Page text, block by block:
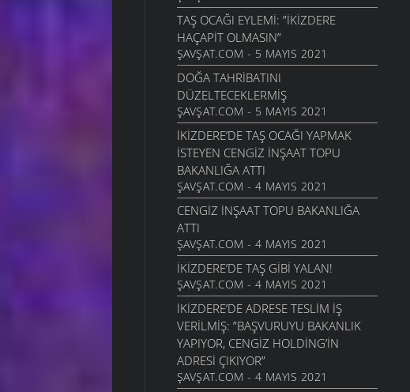
TAŞ OCAĞI EYLEMI: ”İKIZDERE
HAÇAPIT OLMASIN”
ŞAVŞAT.COM - 5 MAYIS 2021
DOĞA TAHRIBATINI
DÜZELTECEKLERMIŞ
ŞAVŞAT.COM - 5 MAYIS 2021
İKIZDERE’DE TAŞ OCAĞI YAPMAK
ISTEYEN CENGIZ İNŞAAT TOPU
BAKANLIĞA ATTI
ŞAVŞAT.COM - 4 MAYIS 2021
CENGIZ İNŞAAT TOPU BAKANLIĞA
ATTI
ŞAVŞAT.COM - 4 MAYIS 2021
İKIZDERE’DE TAŞ GIBI YALAN!
ŞAVŞAT.COM - 4 MAYIS 2021
İKIZDERE’DE ADRESE TESLIM IŞ
VERILMIŞ: ”BAŞVURUYU BAKANLIK
YAPIYOR, CENGIZ HOLDING’IN
ADRESI ÇIKIYOR”
ŞAVŞAT.COM - 4 MAYIS 2021